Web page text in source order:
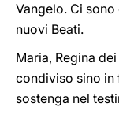
Vangelo. Ci
nuovi Beati.
Maria, Regina
condiviso sino
sostenga nel